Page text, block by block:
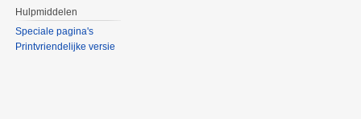
Hulpmiddelen
Speciale pagina's
Printvriendelijke versie